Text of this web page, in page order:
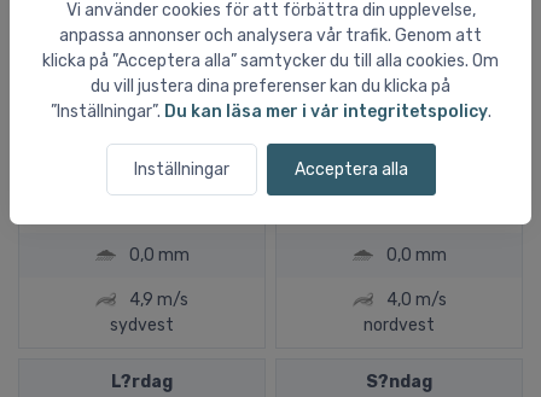
Vi använder cookies för att förbättra din upplevelse,
anpassa annonser och analysera vår trafik. Genom att
klicka på ”Acceptera alla” samtycker du till alla cookies. Om
du vill justera dina preferenser kan du klicka på
”Inställningar”. Du kan läsa mer i vår integritetspolicy.
Inställningar Acceptera alla
Delvist skyet
20ºC
0,0 mm
4,9 m/s
sydvest
Sol og klart vejr
19ºC
0,0 mm
4,0 m/s
nordvest
L?rdag S?ndag